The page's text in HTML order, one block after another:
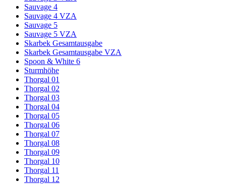
Sauvage 4
Sauvage 4 VZA
Sauvage 5
Sauvage 5 VZA
Skarbek Gesamtausgabe
Skarbek Gesamtausgabe VZA
Spoon & White 6
Sturmhöhe
Thorgal 01
Thorgal 02
Thorgal 03
Thorgal 04
Thorgal 05
Thorgal 06
Thorgal 07
Thorgal 08
Thorgal 09
Thorgal 10
Thorgal 11
Thorgal 12